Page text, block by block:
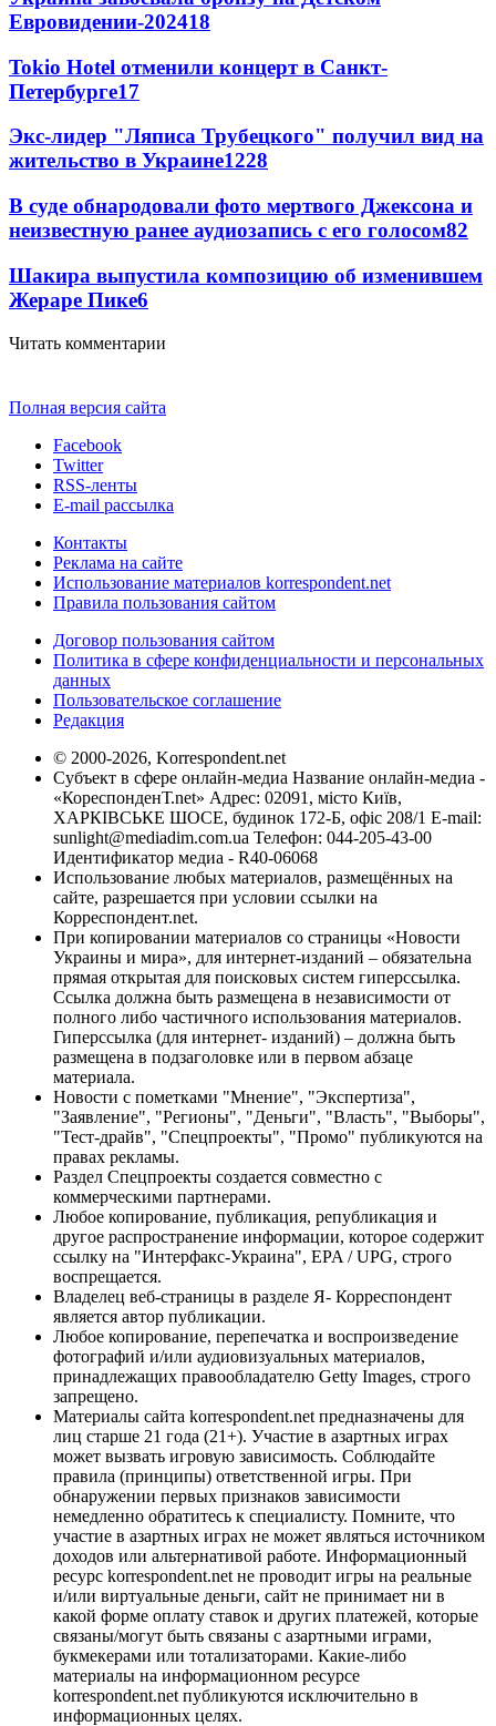
Евровидении-202418
Tokio Hotel отменили концерт в Санкт-
Петербурге17
Экс-лидер "Ляписа Трубецкого" получил вид на
жительство в Украине1228
В суде обнародовали фото мертвого Джексона и
неизвестную ранее аудиозапись с его голосом82
Шакира выпустила композицию об изменившем
Жераре Пике6
Читать комментарии
Полная версия сайта
Facebook
Twitter
RSS-ленты
E-mail рассылка
Контакты
Реклама на сайте
Использование материалов korrespondent.net
Правила пользования сайтом
Договор пользования сайтом
Политика в сфере конфиденциальности и персональных
данных
Пользовательское соглашение
Редакция
© 2000-2026, Korrespondent.net
Субъект в сфере онлайн-медиа Название онлайн-медиа -
«КореспонденТ.net» Адрес: 02091, місто Київ,
ХАРКІВСЬКЕ ШОСЕ, будинок 172-Б, офіс 208/1 E-mail:
sunlight@mediadim.com.ua Телефон: 044-205-43-00
Идентификатор медиа - R40-06068
Использование любых материалов, размещённых на
сайте, разрешается при условии ссылки на
Корреспондент.net.
При копировании материалов со страницы «Новости
Украины и мира», для интернет-изданий – обязательна
прямая открытая для поисковых систем гиперссылка.
Ссылка должна быть размещена в независимости от
полного либо частичного использования материалов.
Гиперссылка (для интернет- изданий) – должна быть
размещена в подзаголовке или в первом абзаце
материала.
Новости с пометками "Мнение", "Экспертиза",
"Заявление", "Регионы", "Деньги", "Власть", "Выборы",
"Тест-драйв", "Спецпроекты", "Промо" публикуются на
правах рекламы.
Раздел Спецпроекты создается совместно с
коммерческими партнерами.
Любое копирование, публикация, републикация и
другое распространение информации, которое содержит
ссылку на "Интерфакс-Украина", EPA / UPG, строго
воспрещается.
Владелец веб-страницы в разделе Я- Корреспондент
является автор публикации.
Любое копирование, перепечатка и воспроизведение
фотографий и/или аудиовизуальных материалов,
принадлежащих правообладателю Getty Images, строго
запрещено.
Материалы сайта korrespondent.net предназначены для
лиц старше 21 года (21+). Участие в азартных играх
может вызвать игровую зависимость. Соблюдайте
правила (принципы) ответственной игры. При
обнаружении первых признаков зависимости
немедленно обратитесь к специалисту. Помните, что
участие в азартных играх не может являться источником
доходов или альтернативой работе. Информационный
ресурс korrespondent.net не проводит игры на реальные
и/или виртуальные деньги, сайт не принимает ни в
какой форме оплату ставок и других платежей, которые
связаны/могут быть связаны с азартными играми,
букмекерами или тотализаторами. Какие-либо
материалы на информационном ресурсе
korrespondent.net публикуются исключительно в
информационных целях.